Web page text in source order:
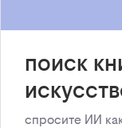
поиск
спросите ИИ